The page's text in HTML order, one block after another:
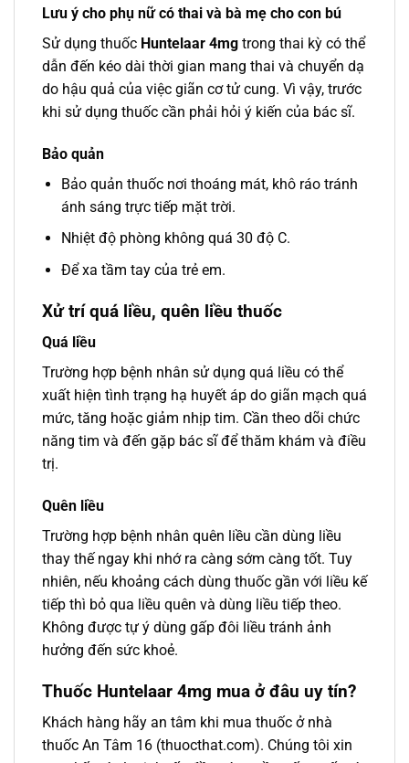
Lưu ý cho phụ nữ có thai và bà mẹ cho con bú
Sử dụng thuốc Huntelaar 4mg trong thai kỳ có thể
dẫn đến kéo dài thời gian mang thai và chuyển dạ
do hậu quả của việc giãn cơ tử cung. Vì vậy, trước
khi sử dụng thuốc cần phải hỏi ý kiến của bác sĩ.
Bảo quản
Bảo quản thuốc nơi thoáng mát, khô ráo tránh
ánh sáng trực tiếp mặt trời.
Nhiệt độ phòng không quá 30 độ C.
Để xa tầm tay của trẻ em.
Xử trí quá liều, quên liều thuốc
Quá liều
Trường hợp bệnh nhân sử dụng quá liều có thể
xuất hiện tình trạng hạ huyết áp do giãn mạch quá
mức, tăng hoặc giảm nhịp tim. Cần theo dõi chức
năng tim và đến gặp bác sĩ để thăm khám và điều
trị.
Quên liều
Trường hợp bệnh nhân quên liều cần dùng liều
thay thế ngay khi nhớ ra càng sớm càng tốt. Tuy
nhiên, nếu khoảng cách dùng thuốc gần với liều kế
tiếp thì bỏ qua liều quên và dùng liều tiếp theo.
Không được tự ý dùng gấp đôi liều tránh ảnh
hưởng đến sức khoẻ.
Thuốc Huntelaar 4mg mua ở đâu uy tín?
Khách hàng hãy an tâm khi mua thuốc ở nhà
thuốc An Tâm 16 (thuocthat.com). Chúng tôi xin